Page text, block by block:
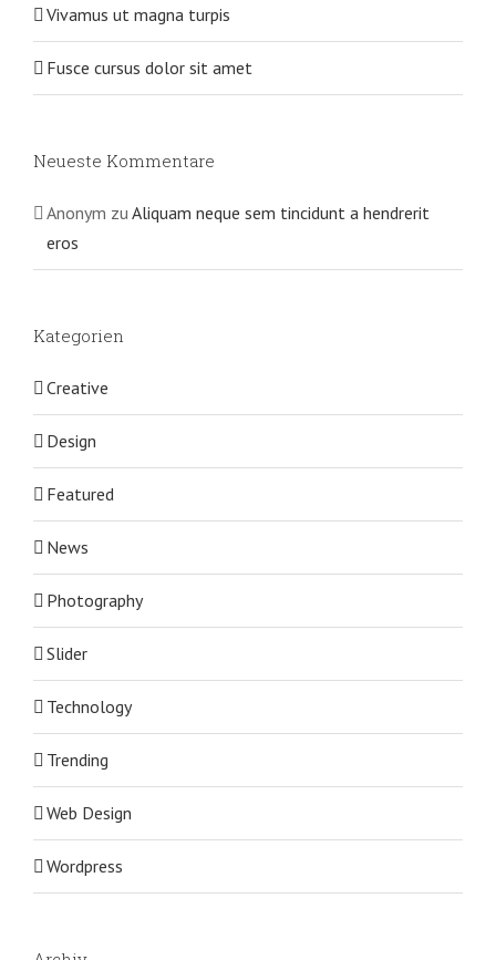
Vivamus ut magna turpis
Fusce cursus dolor sit amet
Neueste Kommentare
Anonym zu Aliquam neque sem tincidunt a hendrerit
eros
Kategorien
Creative
Design
Featured
News
Photography
Slider
Technology
Trending
Web Design
Wordpress